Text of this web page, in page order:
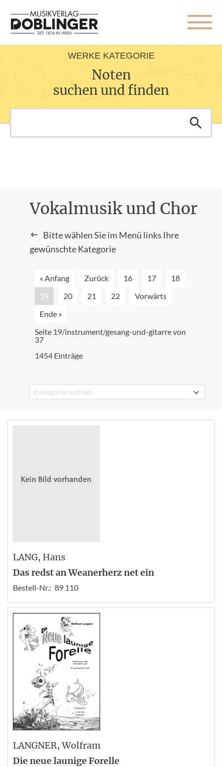
WERKE KATEGORIE
Noten
suchen und finden
Vokalmusik und Chor
Bitte wählen Sie im Menü links Ihre
gewünschte Kategorie
« Anfang Zurück 16 17
18
19
20 21 22
Vorwärts
Ende »
Seite 19/instrument/gesang-und-gitarre von
37
1454 Einträge
Kategorie wählen
LANG, Hans
Das redst an Weanerherz net ein
Bestell-Nr.: 89 110
LANGNER, Wolfram
Die neue launige Forelle